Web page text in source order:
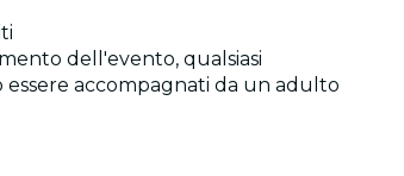
dell'evento, qualsiasi
accompagnati da un adulto